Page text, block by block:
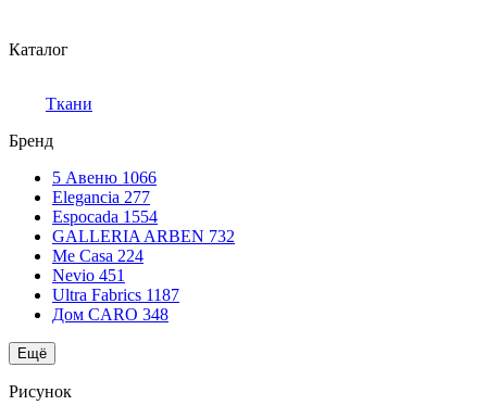
Каталог
Ткани
Бренд
5 Авеню 1066
Elegancia 277
Espocada 1554
GALLERIA ARBEN 732
Me Casa 224
Nevio 451
Ultra Fabrics 1187
Дом CARO 348
Ещё
Рисунок